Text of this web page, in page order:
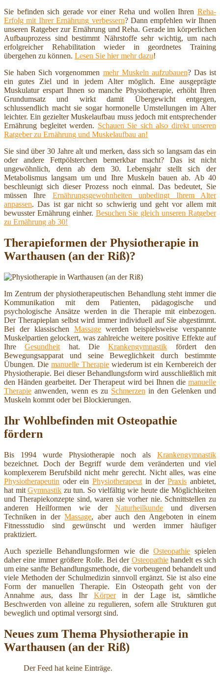
Sie befinden sich gerade vor einer Reha und wollen Ihren Reha-
Erfolg mit Ihrer Ernährung verbessern? Dann empfehlen wir Ihnen
unseren Ratgeber zur Ernährung und Reha. Gerade im körperlichen
Aufbauprozess sind bestimmt Nährstoffe sehr wichtig, um nach
erfolgreicher Rehabilitation wieder in geordnetes Training
übergehen zu können. Lesen Sie hier mehr dazu!
Sie haben Sich vorgenommen mehr Muskeln aufzubauen? Das ist
ein gutes Ziel und in jedem Alter möglich. Eine ausgeprägte
Muskulatur erspart Ihnen so manche Physiotherapie, erhöht Ihren
Grundumsatz und wirkt damit Übergewicht entgegen,
schlussendlich macht sie sogar hormonelle Umstellungen im Alter
leichter. Ein gezielter Muskelaufbau muss jedoch mit entsprechender
Ernährung begleitet werden. Schauen Sie sich also direkt unseren
Ratgeber zu Ernährung und Muskelaufbau an!
Sie sind über 30 Jahre alt und merken, dass sich so langsam das ein
oder andere Fettpölsterchen bemerkbar macht? Das ist nicht
ungewöhnlich, denn ab dem 30. Lebensjahr stellt sich der
Metabolismus langsam um und Ihre Muskeln bauen ab. Ab 40
beschleunigt sich dieser Prozess noch einmal. Das bedeutet, Sie
müssen Ihre Ernährungsgewohnheiten unbedingt Ihrem Alter
anpassen. Das ist gar nicht so schwierig und geht vor allem mit
bewusster Ernährung einher. Besuchen Sie gleich unseren Ratgeber
zu Ernährung ab 30!
Therapieformen der Physiotherapie in
Warthausen (an der Riß)?
Im Zentrum der physiotherapeutischen Behandlung steht immer die
Kommunikation mit dem Patienten, pädagogische und
psychologische Ansätze werden in die Therapie mit einbezogen.
Der Therapieplan selbst wird immer individuell auf Sie abgestimmt.
Bei der klassischen Massagewerden beispielsweise verspannte
Muskelpartien gelockert, was zahlreiche weitere positive Effekte auf
IhreGesundheit hat. DieKrankengymnastik fördert den
Bewegungsapparat und seine Beweglichkeit durch bestimmte
Übungen. Die manuelle Therapiewiederum ist ein Kernbereich der
Physiotherapie. Bei dieser Behandlungsform wird ausschließlich mit
den Händen gearbeitet. Der Therapeut wird bei Ihnen die manuelle
Therapie anwenden, wenn es zu Schmerzen in den Gelenken und
Muskeln kommt oder bei Blockierungen.
Ihr Wohlbefinden mit Osteopathie
fördern
Bis 1994 wurde Physiotherapie noch als Krankengymnastik
bezeichnet. Doch der Begriff wurde dem veränderten und viel
komplexerem Berufsbild nicht mehr gerecht. Nicht alles, was eine
Physiotherapeutin oder einPhysiotherapeut in derPraxis anbietet,
hat mitGymnastik zu tun. So vielfältig wie heute die Möglichkeiten
und Therapiekonzepte sind, waren sie vorher nie. Schnittstellen zu
anderen Heilformen wie derNaturheilkunde und diversen
Techniken in derMassage, aber auch den Angeboten in einem
Fitnessstudio sind gewünscht und werden immer häufiger
praktiziert.
Auch spezielle Behandlungsformen wie die Osteopathie spielen
daher eine immer größere Rolle. Bei der Osteopathiehandelt es sich
um eine sanfte Behandlungsmethode, die vorbeugend behandelt und
viele Methoden der Schulmedizin sinnvoll ergänzt. Sie ist also eine
Form der manuellen Therapie. Ein Osteopath geht von der
Annahme aus, dass Ihr Körperin der Lage ist, sämtliche
Beschwerden von alleine zu regulieren, sofern alle Strukturen gut
beweglich und optimal versorgt sind.
Neues zum Thema Physiotherapie in
Warthausen (an der Riß)
Der Feed hat keine Einträge.